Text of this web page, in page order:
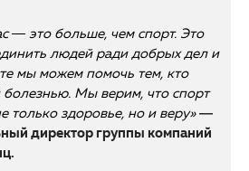
— это больше, чем спорт. Это
людей ради добрых дел и
мы можем помочь тем, кто
болезнью. Мы верим, что спорт
только здоровье, но и веру»—
директор группы компаний